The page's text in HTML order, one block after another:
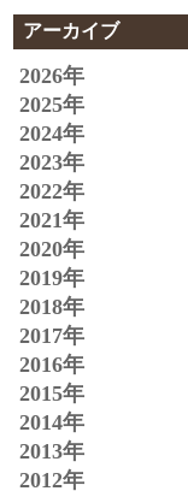
アーカイブ
2026年
2025年
2024年
2023年
2022年
2021年
2020年
2019年
2018年
2017年
2016年
2015年
2014年
2013年
2012年